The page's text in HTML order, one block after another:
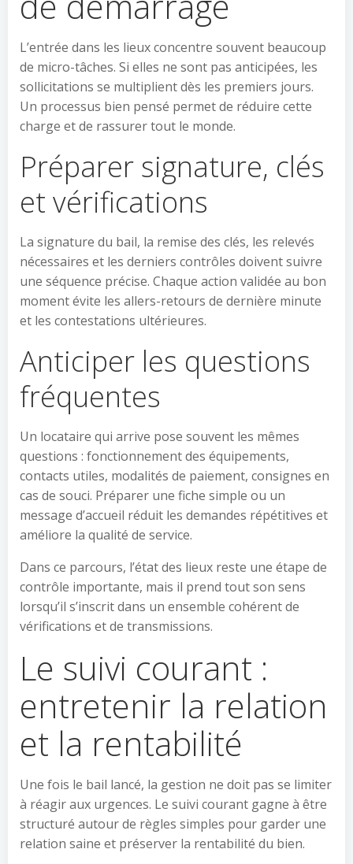
L’entrée dans les lieux concentre souvent beaucoup
de micro-tâches. Si elles ne sont pas anticipées, les
sollicitations se multiplient dès les premiers jours.
Un processus bien pensé permet de réduire cette
charge et de rassurer tout le monde.
Préparer signature, clés
et vérifications
La signature du bail, la remise des clés, les relevés
nécessaires et les derniers contrôles doivent suivre
une séquence précise. Chaque action validée au bon
moment évite les allers-retours de dernière minute
et les contestations ultérieures.
Anticiper les questions
fréquentes
Un locataire qui arrive pose souvent les mêmes
questions : fonctionnement des équipements,
contacts utiles, modalités de paiement, consignes en
cas de souci. Préparer une fiche simple ou un
message d’accueil réduit les demandes répétitives et
améliore la qualité de service.
Dans ce parcours, l’état des lieux reste une étape de
contrôle importante, mais il prend tout son sens
lorsqu’il s’inscrit dans un ensemble cohérent de
vérifications et de transmissions.
Le suivi courant :
entretenir la relation
et la rentabilité
Une fois le bail lancé, la gestion ne doit pas se limiter
à réagir aux urgences. Le suivi courant gagne à être
structuré autour de règles simples pour garder une
relation saine et préserver la rentabilité du bien.